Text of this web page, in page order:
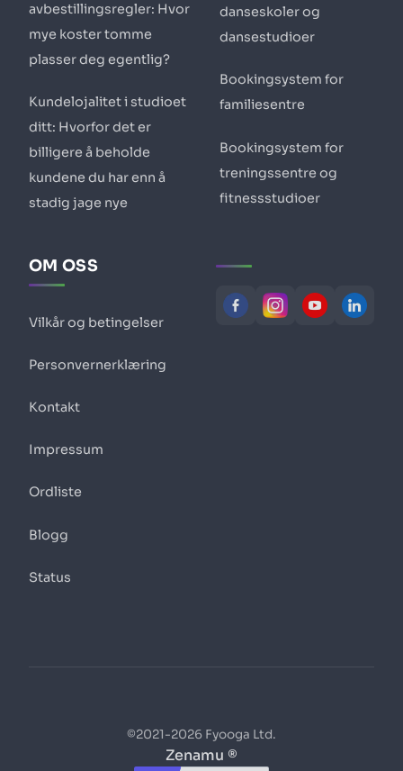
avbestillingsregler: Hvor
mye koster tomme
plasser deg egentlig?
Kundelojalitet i studioet
ditt: Hvorfor det er
billigere å beholde
kundene du har enn å
stadig jage nye
danseskoler og
dansestudioer
Bookingsystem for
familiesentre
Bookingsystem for
treningssentre og
fitnessstudioer
OM OSS
Vilkår og betingelser
Personvernerklæring
Kontakt
Impressum
Ordliste
Blogg
Status
©2021-2026 Fyooga Ltd.
Zenamu ®